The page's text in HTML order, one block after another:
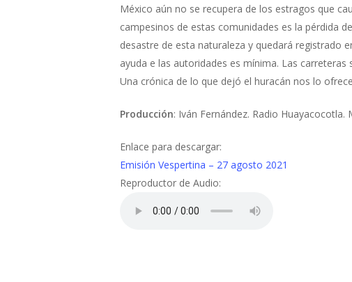
México aún no se recupera de los estragos que
campesinos de estas comunidades es la pérdida
desastre de esta naturaleza y quedará registrado
ayuda e las autoridades es mínima. Las
Una crónica de lo que dejó el huracán nos lo
Producción: Iván Fernández. Radio Huayacocotla.
Enlace para descargar:
Emisión Vespertina – 27 agosto 2021
Reproductor de Audio: